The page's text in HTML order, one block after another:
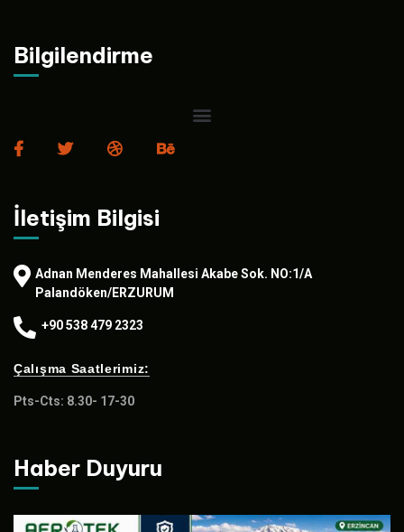
Bilgilendirme
İletişim Bilgisi
Adnan Menderes Mahallesi Akabe Sok. NO:1/A
Palandöken/ERZURUM
+90 538 479 2323
Çalışma Saatlerimiz:
Pts-Cts: 8.30- 17-30
Haber Duyuru